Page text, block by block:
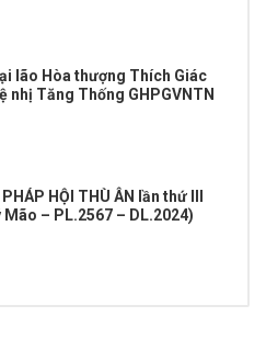
lão Hòa thượng Thích Giác
nhị Tăng Thống GHPGVNTN
HỘI THÙ ÂN lần thứ III
Mão – PL.2567 – DL.2024)